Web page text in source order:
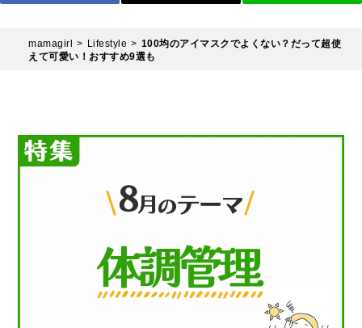
mamagirl Lifestyle
100均のアイマスクでよくない？だって超使
えて可愛い！おすすめ9選も